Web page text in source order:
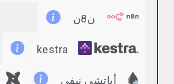
ن8ن
kestra
أباتشي نيفي